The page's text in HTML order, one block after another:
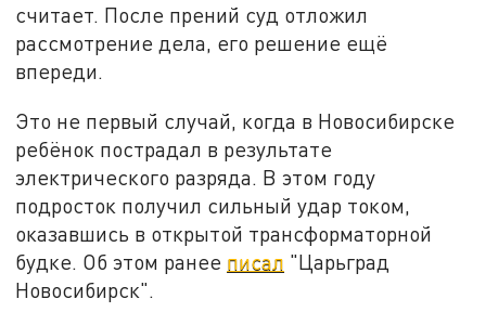
считает. После прений суд отложил
рассмотрение дела, его решение ещё
впереди.
Это не первый случай, когда в Новосибирске
ребёнок пострадал в результате
электрического разряда. В этом году
подросток получил сильный удар током,
оказавшись в открытой трансформаторной
будке. Об этом ранее писал "Царьград
Новосибирск".